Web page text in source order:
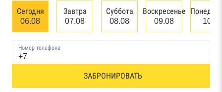
банкротстве юридических лиц
Реестр товарных знаков и знаков обслуживания
Сегодня
06.08
Завтра
07.08
Суббота
08.08
Воскресенье
09.08
10.08
Номер телефона
ЗАБРОНИРОВАТЬ